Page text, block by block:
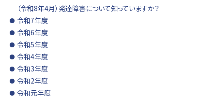
（令和8年4月）発達障害について知っていますか？
令和7年度
令和6年度
令和5年度
令和4年度
令和3年度
令和2年度
令和元年度